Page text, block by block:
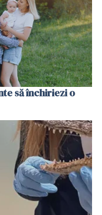
să închiriezi o